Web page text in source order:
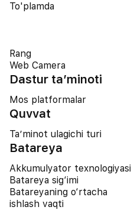
To'plamda
Rang
Web Camera
Dastur ta’minoti
Mos platformalar
Quvvat
Ta’minot ulagichi turi
Batareya
Akkumulyator texnologiyasi
Batareya sig‘imi
Batareyaning o‘rtacha
ishlash vaqti